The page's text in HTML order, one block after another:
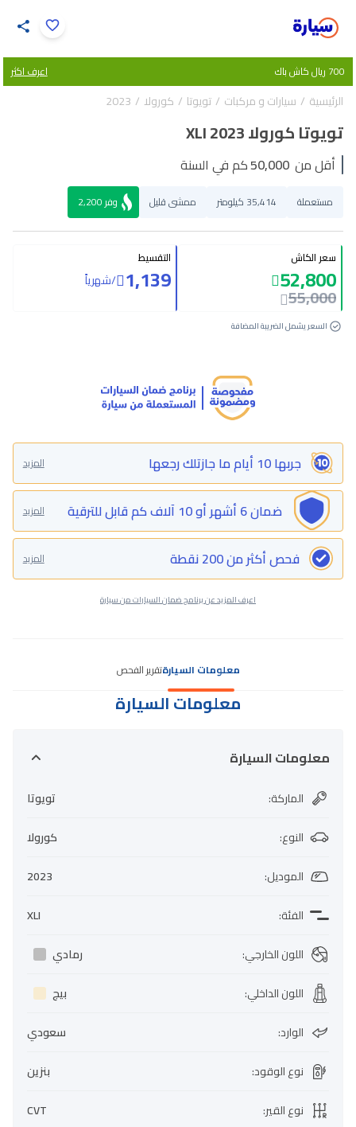
1
/
34 700 ريال كاش باك اعرف اكثر
الرئيسية سيارات و مركبات تويوتا كورولا 2023
تويوتا كورولا XLI 2023
أقل من 50,000كم في السنة
مستعملة 35,414 كيلومتر ممشى قليل وفر2,200
سعر الكاش
52,800
55,000
التقسيط
1,139
/شهرياً
السعر يشمل الضريبة المضافة
جربها 10 أيام ما جازتلك رجعها المزيد
ضمان 6 أشهر أو 10 آلاف كم قابل للترقية المزيد
فحص أكثر من 200 نقطة المزيد
اعرف المزيد عن برنامج ضمان السيارات من سيارة
معلومات السيارةتقرير الفحص
معلومات السيارة
معلومات السيارة
الماركة:
تويوتا
النوع:
كورولا
الموديل:
2023
الفئة:
XLI
اللون الخارجي:
رمادي
اللون الداخلي:
بيج
الوارد:
سعودي
نوع الوقود:
بنزين
نوع القير:
CVT